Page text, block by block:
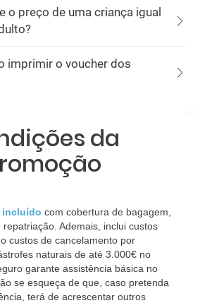
o preço de uma criança igual
imprimir o voucher dos
da
incluído com cobertura de bagagem,
Ademais, inclui custos
custos de cancelamento por
naturais de até 3.000€ no
garante assistência básica no
se esqueça de que, caso pretenda
terá de acrescentar outros